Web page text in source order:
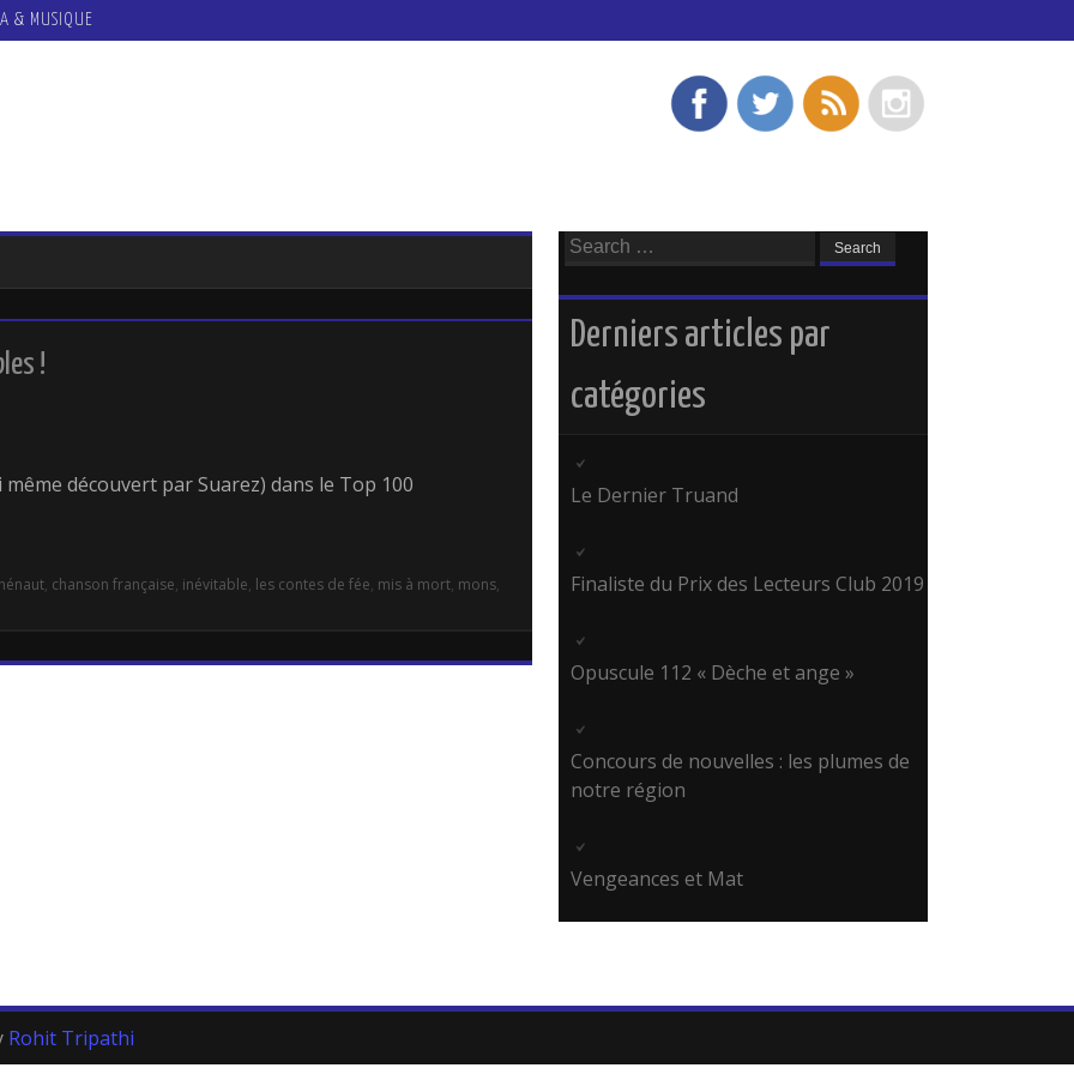
& MUSIQUE
!
découvert par Suarez) dans le Top 100
, chanson française, inévitable, les contes de fée, mis à mort, mons,
Search
for:
Derniers articles par
catégories
Le Dernier Truand
Finaliste du Prix des Lecteurs Club 2019
Opuscule 112 « Dèche et ange »
Concours de nouvelles : les plumes de
notre région
Vengeances et Mat
Rohit Tripathi